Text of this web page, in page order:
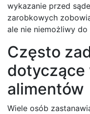
wykazanie przed
zarobkowych
ale nie niemożliwy
Często
dotyczące
alimentów
Wiele osób